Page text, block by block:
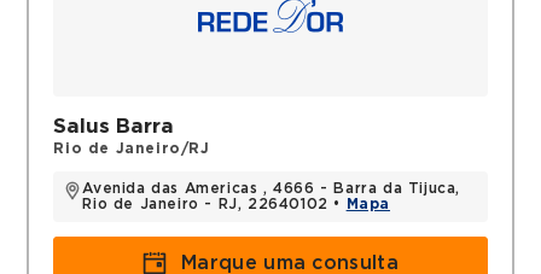
Salus Barra
Rio de Janeiro/RJ
Avenida das Americas , 4666 - Barra da Tijuca,
Rio de Janeiro - RJ, 22640102 •
Mapa
Marque uma consulta